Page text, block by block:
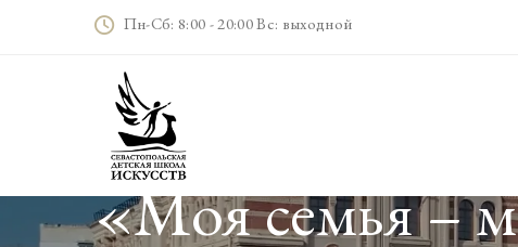
Пн-Сб: 8:00 - 20:00 Вс: выходной
«Моя семья –